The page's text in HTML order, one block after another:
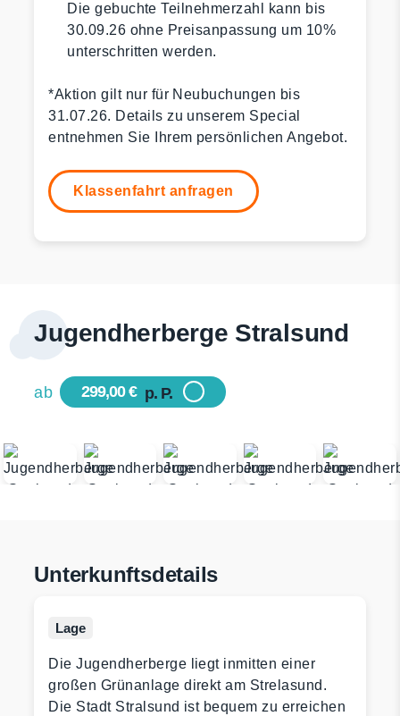
Die gebuchte Teilnehmerzahl kann bis
30.09.26 ohne Preisanpassung um 10%
unterschritten werden.
*Aktion gilt nur für Neubuchungen bis
31.07.26. Details zu unserem Special
entnehmen Sie Ihrem persönlichen Angebot.
Klassenfahrt anfragen
Jugendherberge Stralsund
ab 299,00 € p. P.
Unterkunftsdetails
Lage
Die Jugendherberge liegt inmitten einer
großen Grünanlage direkt am Strelasund.
Die Stadt Stralsund ist bequem zu erreichen